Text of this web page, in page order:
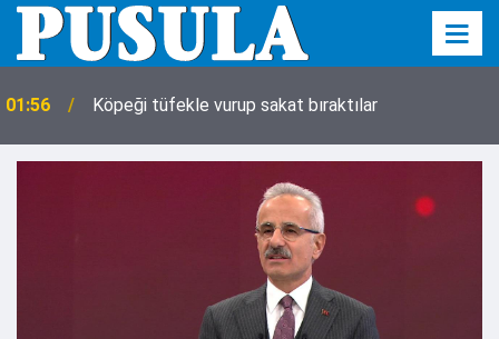
01:56 Köpeği tüfekle vurup sakat bıraktılar